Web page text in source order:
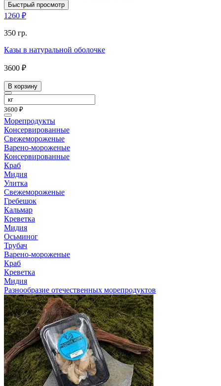
Быстрый просмотр
1260 ₽
350 гр.
Казы в натуральной оболочке
3600 ₽
В корзину
3600 ₽
Морепродукты
Консервированные
Свежемороженые
Варено-мороженые
Консервированные
Краб
Мидия
Улитка
Свежемороженые
Гребешок
Кальмар
Креветка
Мидия
Осьминог
Трубач
Варено-мороженые
Краб
Креветка
Мидия
Разнообразие отечественных морепродуктов